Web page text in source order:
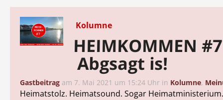
Kolumne
HEIMKOMMEN
Abgsagt is!
Gastbeitrag am 7. Mai 2021 um 15:24 Uhr in Kolumne,
Heimatstolz. Heimatsound. Sogar